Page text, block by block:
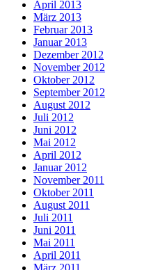
April 2013
März 2013
Februar 2013
Januar 2013
Dezember 2012
November 2012
Oktober 2012
September 2012
August 2012
Juli 2012
Juni 2012
Mai 2012
April 2012
Januar 2012
November 2011
Oktober 2011
August 2011
Juli 2011
Juni 2011
Mai 2011
April 2011
März 2011